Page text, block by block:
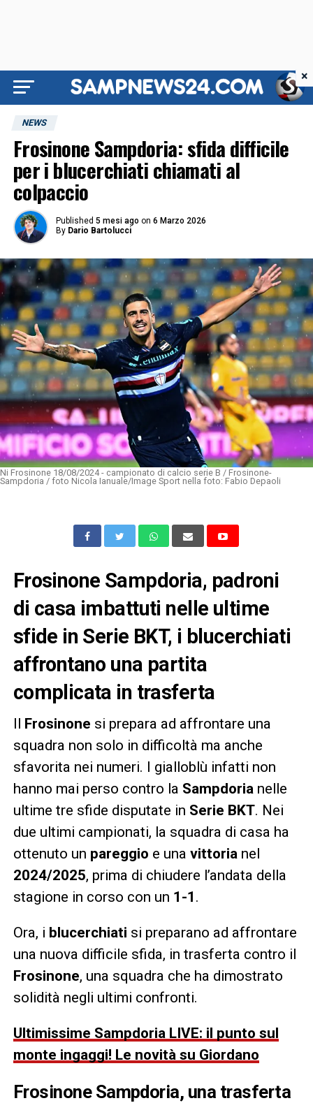
NEWS
Frosinone Sampdoria: sfida difficile
per i blucerchiati chiamati al
colpaccio
Published 5 mesi ago on 6 Marzo 2026
By Dario Bartolucci
Ni Frosinone 18/08/2024 - campionato di calcio serie B / Frosinone-
Sampdoria / foto Nicola Ianuale/Image Sport nella foto: Fabio Depaoli
Frosinone Sampdoria, padroni
di casa imbattuti nelle ultime
sfide in Serie BKT, i blucerchiati
affrontano una partita
complicata in trasferta
Il Frosinone si prepara ad affrontare una
squadra non solo in difficoltà ma anche
sfavorita nei numeri. I gialloblù infatti non
hanno mai perso contro la Sampdoria nelle
ultime tre sfide disputate in Serie BKT. Nei
due ultimi campionati, la squadra di casa ha
ottenuto un pareggio e una vittoria nel
2024/2025, prima di chiudere l’andata della
stagione in corso con un 1-1 .
Ora, i blucerchiati si preparano ad affrontare
una nuova difficile sfida, in trasferta contro il
Frosinone, una squadra che ha dimostrato
solidità negli ultimi confronti.
Ultimissime Sampdoria LIVE: il punto sul
monte ingaggi! Le novità su Giordano
Frosinone Sampdoria, una trasferta
×